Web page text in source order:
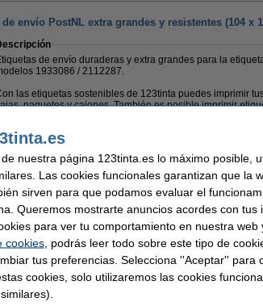
envío PostNL extra grandes y resistentes (104 x
de envío duraderas y extra grandes para la
1933086 / 2112287.
las etiquetas sostenibles de 123tinta puedes imprimir
paquetes y cajones. También es posible imprimir
Estas etiquetas de 123tinta son resistentes a la humedad,
químicos y líquidos. Gracias a su fuerza
la diferencia en tu cartera!
producto marca 123tinta incluye garantía del 100%. 1-2-3 ¡sin
123tinta
etiquetas de envío
159 x 104 mm (AnxL)
nuestra página 123tinta.es lo máximo posible,
Las cookies funcionales garantizan que la
sirven para que podamos evaluar el
Queremos mostrarte anuncios acordes con tus
para ver tu comportamiento en nuestra web
cookies, podrás leer todo sobre este tipo de
tus preferencias. Selecciona ''Aceptar'' para
cookies, solo utilizaremos las cookies